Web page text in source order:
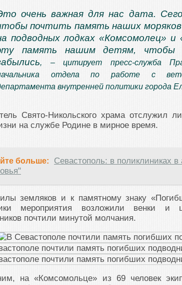
очень важная для нас дата.
почтить память наших
подводных лодках «Комсомолец»
память нашим детям, чтобы
, – цитирует пресс-служба
отдела по работе с
внутренней политики города
Свято-Никольского храма отслужил
на службе Родине в мирное время.
больше:
Севастополь: в поликлиниках в
земляков и к памятному знаку
мероприятия возложили венки и
почтили минутой молчания.
на «Комсомольце» из 69 человек